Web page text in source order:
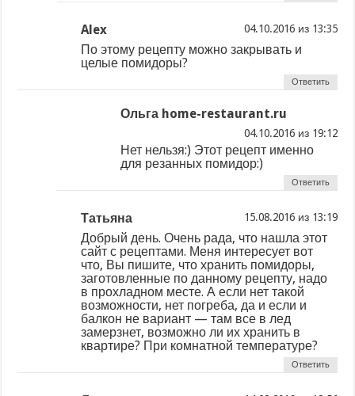
Alex из
По этому рецепту можно закрывать и
целые помидоры?
Ответить
Ольга home-restaurant.ru
из
Нет нельзя:) Этот рецепт именно
для резанных помидор:)
Ответить
Татьяна из
Добрый день. Очень рада, что нашла этот
сайт с рецептами. Меня интересует вот
что, Вы пишите, что хранить помидоры,
заготовленные по данному рецепту, надо
в прохладном месте. А если нет такой
возможности, нет погреба, да и если и
балкон не вариант — там все в лед
замерзнет, возможно ли их хранить в
квартире? При комнатной температуре?
Ответить